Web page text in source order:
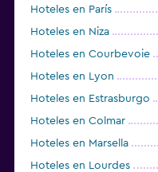
Hoteles en París
Hoteles en Niza
Hoteles en Courbevoie
Hoteles en Lyon
Hoteles en Estrasburgo
Hoteles en Colmar
Hoteles en Marsella
Hoteles en Lourdes